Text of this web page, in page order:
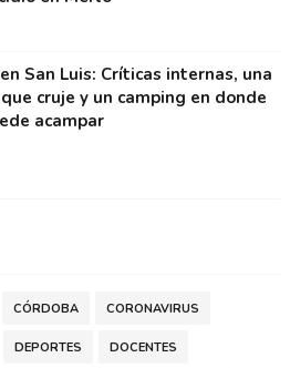
San Luis: Críticas internas, una
cruje y un camping en donde
acampar
CÓRDOBA CORONAVIRUS
DEPORTES DOCENTES